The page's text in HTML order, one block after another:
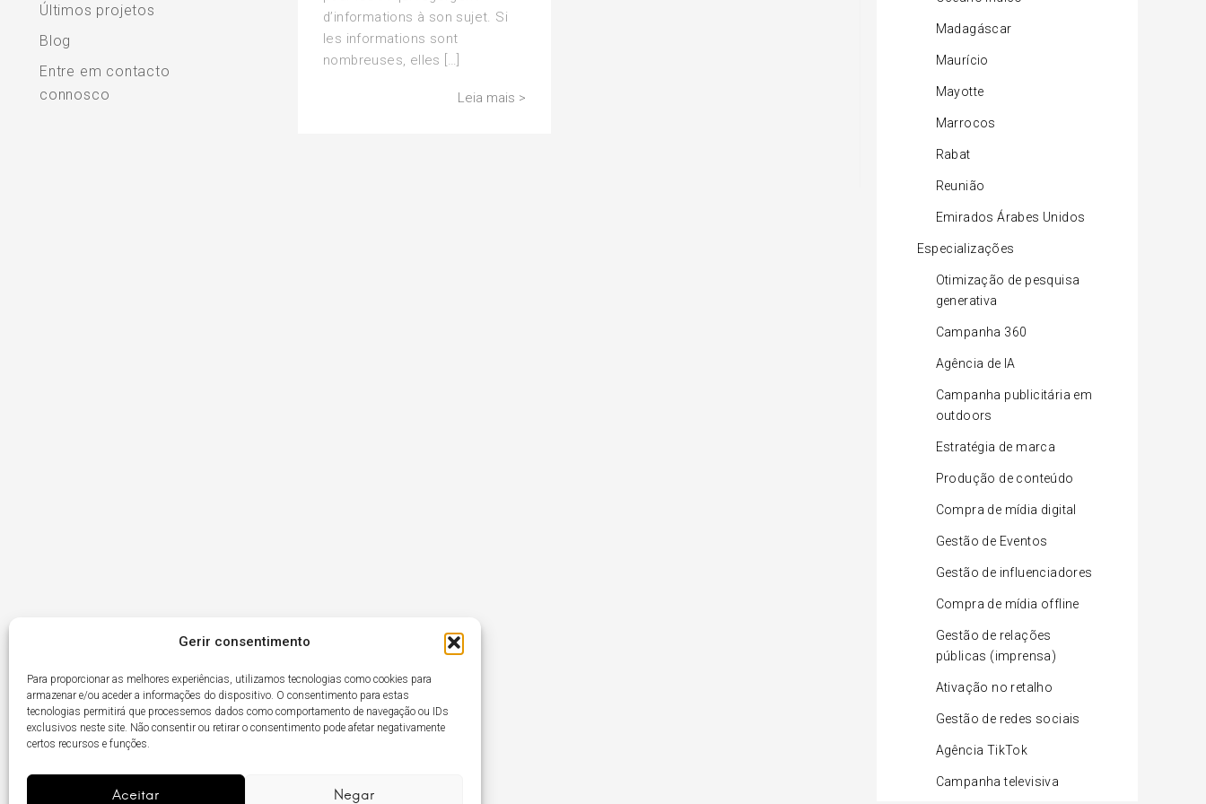
Gerir consentimento
Para proporcionar as melhores experiências, utilizamos tecnologias como cookies para
armazenar e/ou aceder a informações do dispositivo. O consentimento para estas
tecnologias permitirá que processemos dados como comportamento de navegação ou IDs
exclusivos neste site. Não consentir ou retirar o consentimento pode afetar negativamente
certos recursos e funções.
Aceitar Negar
Últimos projetos
Blog
Entre em contacto
connosco
d’informations à son sujet. Si
les informations sont
nombreuses, elles […]
Leia mais >
Madagáscar
Maurício
Mayotte
Marrocos
Rabat
Reunião
Emirados Árabes Unidos
Especializações
Otimização de pesquisa
generativa
Campanha 360
Agência de IA
Campanha publicitária em
outdoors
Estratégia de marca
Produção de conteúdo
Compra de mídia digital
Gestão de Eventos
Gestão de influenciadores
Compra de mídia offline
Gestão de relações
públicas (imprensa)
Ativação no retalho
Gestão de redes sociais
Agência TikTok
Campanha televisiva
Elemento
Política de Privacidade